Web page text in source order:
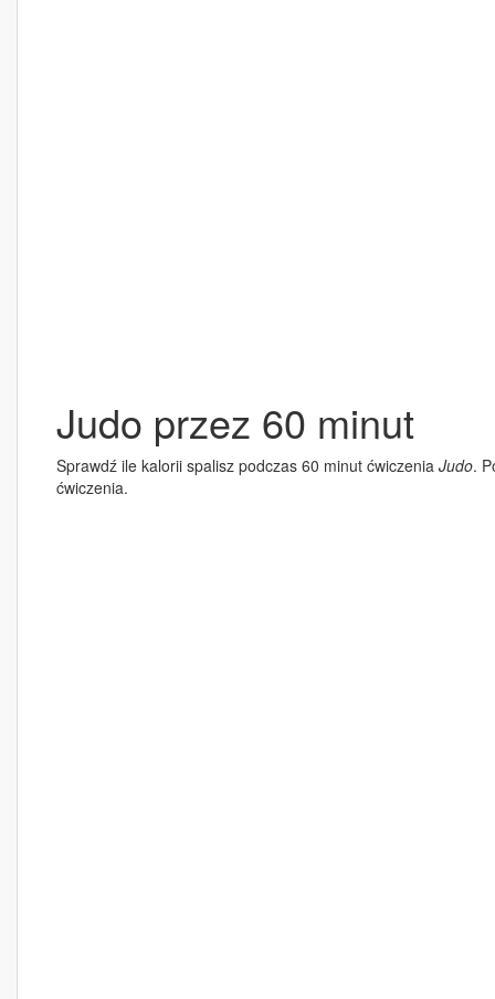
Judo przez 60 minut
Sprawdź ile kalorii spalisz podczas 60 minut ćwiczenia Judo.
ćwiczenia.